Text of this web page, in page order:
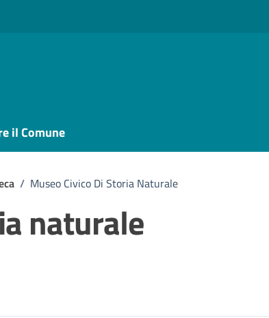
il Comune
/ Museo Civico Di Storia Naturale
naturale